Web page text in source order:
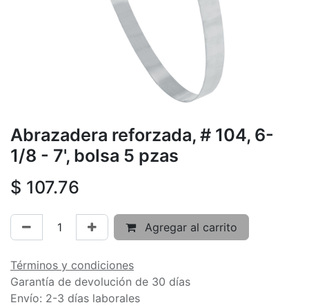
Abrazadera reforzada, # 104, 6-
1/8 - 7', bolsa 5 pzas
$ 107.76
Agregar al carrito
Términos y condiciones
Garantía de devolución de 30 días
Envío: 2-3 días laborales